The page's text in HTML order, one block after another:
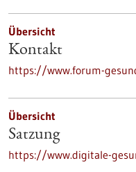
Übersicht
Kontakt
https://www.forum-
Übersicht
Satzung
https://www.digitale-